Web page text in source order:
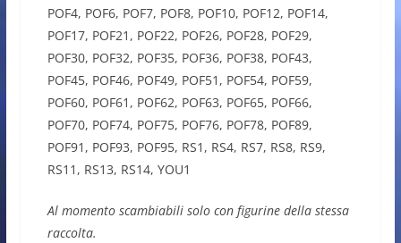
POF4, POF6, POF7, POF8, POF10, POF12, POF14,
POF17, POF21, POF22, POF26, POF28, POF29,
POF30, POF32, POF35, POF36, POF38, POF43,
POF45, POF46, POF49, POF51, POF54, POF59,
POF60, POF61, POF62, POF63, POF65, POF66,
POF70, POF74, POF75, POF76, POF78, POF89,
POF91, POF93, POF95, RS1, RS4, RS7, RS8, RS9,
RS11, RS13, RS14, YOU1
Al momento scambiabili solo con figurine della stessa
raccolta.